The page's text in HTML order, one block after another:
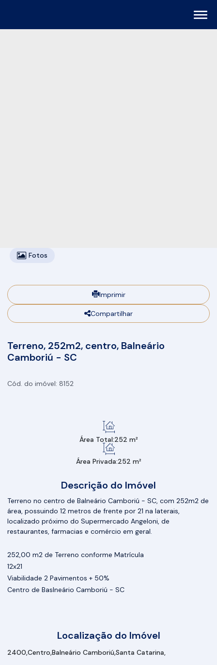
Fotos
Imprimir
Compartilhar
Terreno, 252m2, centro, Balneário
Camboriú - SC
8152
Área Total:252 m²
Área Privada:252 m²
Descrição do Imóvel
Terreno no centro de Balneário Camboriú - SC, com 252m2 de
área, possuindo 12 metros de frente por 21 na laterais,
localizado próximo do Supermercado Angeloni, de
restaurantes, farmacias e comércio em geral.
252,00 m2 de Terreno conforme Matrícula
12x21
Viabilidade 2 Pavimentos + 50%
Centro de Baslneário Camboriú - SC
Localização do Imóvel
2400 Centro Balneário CamboriúSanta Catarina,